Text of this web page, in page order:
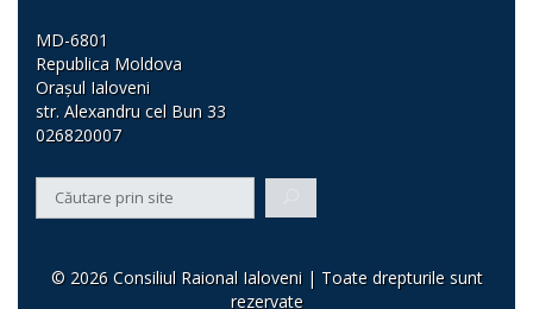
MD-6801
Republica Moldova
Orașul Ialoveni
str. Alexandru cel Bun 33
026820007
© 2026 Consiliul Raional Ialoveni | Toate drepturile sunt
rezervate